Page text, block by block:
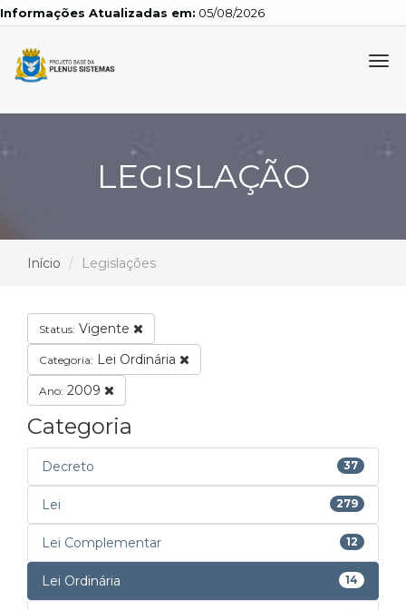
Atualizadas em: 05/08/2026
LEGISLAÇÃO
Início Legislações
Status: Vigente
Categoria: Lei Ordinária
Ano: 2009
Categoria
Decreto 37
Lei 279
Lei Complementar 12
Lei Ordinária 14